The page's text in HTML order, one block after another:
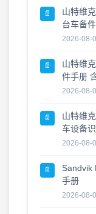
资料更新 ·
2026-07-24
2026-07-22
2026-07-22
📄
山特维
台车备
2026-08-
📄
山特维
件手册
2026-08-
📄
山特维
车设备
2026-08-
📄
Sandvik
手册
2026-08-